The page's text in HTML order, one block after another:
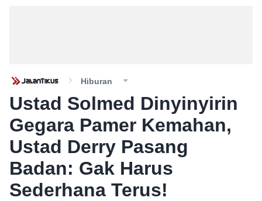
Hiburan
Ustad Solmed Dinyinyirin
Gegara Pamer Kemahan,
Ustad Derry Pasang
Badan: Gak Harus
Sederhana Terus!